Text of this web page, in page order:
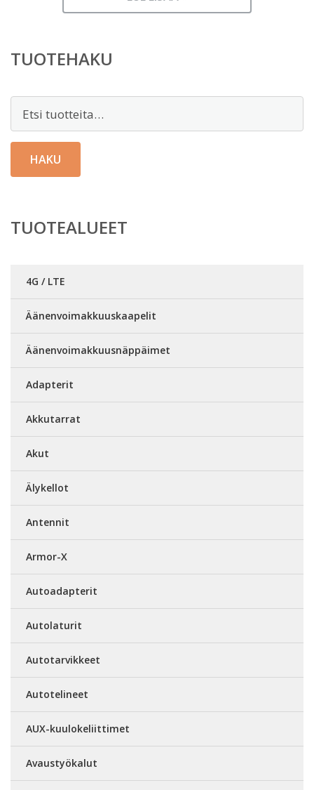
TUOTEHAKU
HAKU
TUOTEALUEET
4G / LTE
Äänenvoimakkuuskaapelit
Äänenvoimakkuusnäppäimet
Adapterit
Akkutarrat
Akut
Älykellot
Antennit
Armor-X
Autoadapterit
Autolaturit
Autotarvikkeet
Autotelineet
AUX-kuulokeliittimet
Avaustyökalut